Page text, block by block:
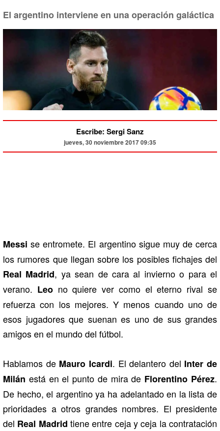
El argentino interviene en una operación galáctica
Escribe: Sergi Sanz
jueves, 30 noviembre 2017 09:35
Messi se entromete. El argentino sigue muy de cerca
los rumores que llegan sobre los posibles fichajes del
Real Madrid, ya sean de cara al invierno o para el
verano. Leono quiere ver como el eterno rival se
refuerza con los mejores. Y menos cuando uno de
esos jugadores que suenan es uno de sus grandes
amigos en el mundo del fútbol.
Hablamos de Mauro Icardi. El delantero del Inter de
Milán está en el punto de mira de Florentino Pérez.
De hecho, el argentino ya ha adelantado en la lista de
prioridades a otros grandes nombres. El presidente
del Real Madrid tiene entre ceja y ceja la contratación